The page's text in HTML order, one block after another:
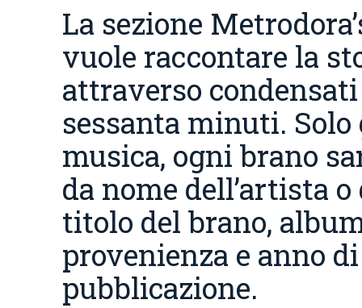
La sezione
vuole raccontare la
attraverso
sessanta minuti. Solo
musica, ogni brano
da nome dell’artista
titolo del brano,
provenienza e anno di
pubblicazione.